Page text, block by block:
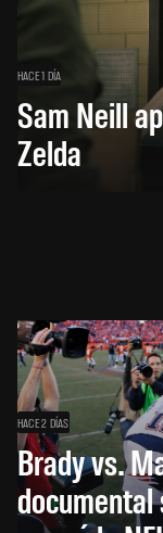
HACE 1 DÍA
Sam Neill
Zelda
HACE 2 DÍAS
Brady vs.